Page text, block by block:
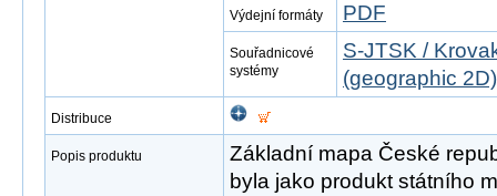
Výdejní formáty PDF
Souřadnicové
systémy
S-JTSK /
(geographic 2D)
Distribuce
Popis produktu
Základní mapa České
byla jako produkt státního